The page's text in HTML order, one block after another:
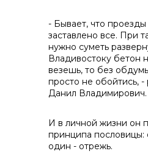
- Бывает, что проезды
заставлено все. При
нужно суметь
Владивостоку бетон
везешь, то без
просто не обойтись, -
Данил Владимирович.
И в личной жизни он
принципа пословицы:
один - отрежь.